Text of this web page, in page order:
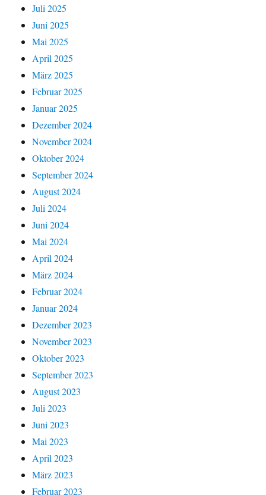
Juli 2025
Juni 2025
Mai 2025
April 2025
März 2025
Februar 2025
Januar 2025
Dezember 2024
November 2024
Oktober 2024
September 2024
August 2024
Juli 2024
Juni 2024
Mai 2024
April 2024
März 2024
Februar 2024
Januar 2024
Dezember 2023
November 2023
Oktober 2023
September 2023
August 2023
Juli 2023
Juni 2023
Mai 2023
April 2023
März 2023
Februar 2023